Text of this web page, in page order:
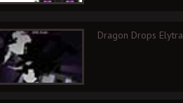
Dragon Drops Elytra